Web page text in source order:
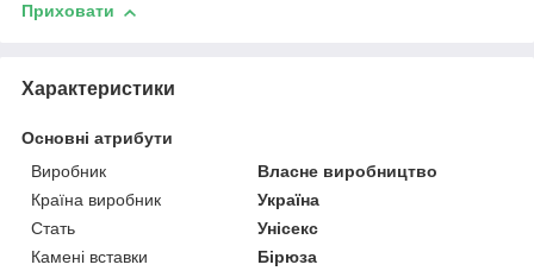
Приховати
Характеристики
Основні атрибути
Виробник
Власне виробництво
Країна виробник
Україна
Стать
Унісекс
Камені вставки
Бірюза